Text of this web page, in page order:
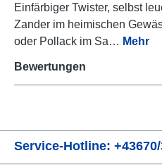
Einfärbiger Twister, selbst
Zander im heimischen
oder Pollack im Sa… Mehr
Bewertungen
Service-Hotline: